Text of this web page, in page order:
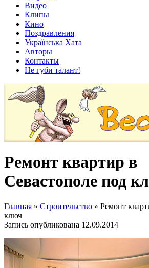
Видео
Клипы
Кино
Поздравления
Українська Хата
Авторы
Контакты
Не губи талант!
Ремонт квартир в
Севастополе под
Главная » Строительство » Ремонт
ключ
Запись опубликована 12.09.2014